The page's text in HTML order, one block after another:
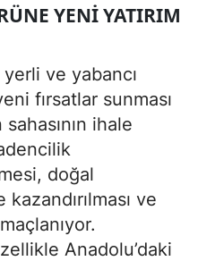
YENI YATIRIM
ve yabancı
fırsatlar sunması
ihale
doğal
ve
Anadolu’daki